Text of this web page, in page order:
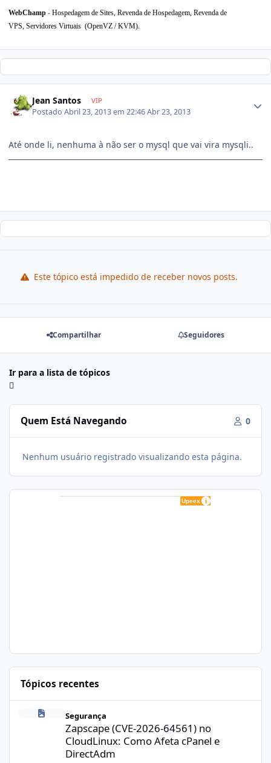
WebChamp - Hospedagem de Sites, Revenda de Hospedagem, Revenda de
VPS, Servidores Virtuais (OpenVZ / KVM).
Jean Santos VIP
PostadoAbril 23, 2013 em 22:46Abr 23, 2013
Até onde li, nenhuma à não ser o mysql que vai vira mysqli..
Este tópico está impedido de receber novos posts.
Compartilhar Seguidores
Ir para a lista de tópicos
Quem Está Navegando 0
Nenhum usuário registrado visualizando esta página.
Tópicos recentes
Zapscape (CVE-2026-64561) no CloudLinux: Como Afeta cPanel
Segurança
Zapscape (CVE-2026-64561) no
CloudLinux: Como Afeta cPanel e
DirectAdm